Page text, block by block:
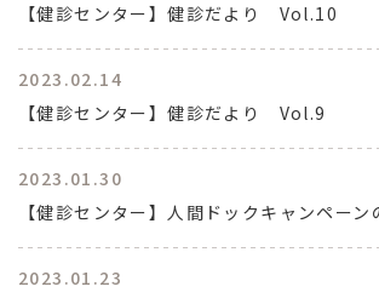
【健診センター】健診だより Vol.10
2023.02.14
【健診センター】健診だより Vol.9
2023.01.30
【健診センター】人間ドックキャンペーン
2023.01.23